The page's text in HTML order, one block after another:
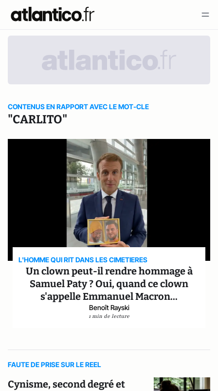
CONTENUS EN RAPPORT AVEC LE MOT-CLE
"CARLITO"
L'HOMME QUI RIT DANS LES CIMETIERES
Un clown peut-il rendre hommage à
Samuel Paty ? Oui, quand ce clown
s'appelle Emmanuel Macron...
Benoît Rayski
1 min de lecture
FAUTE DE PRISE SUR LE REEL
Cynisme, second degré et